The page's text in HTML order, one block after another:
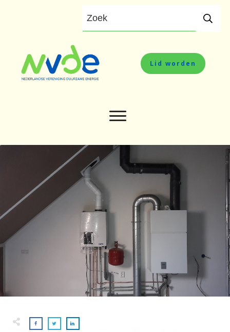
Lid worden